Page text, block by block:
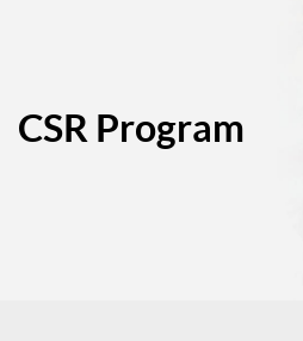
CSR Program